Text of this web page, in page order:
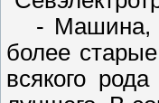
- Машина,
более
всякого